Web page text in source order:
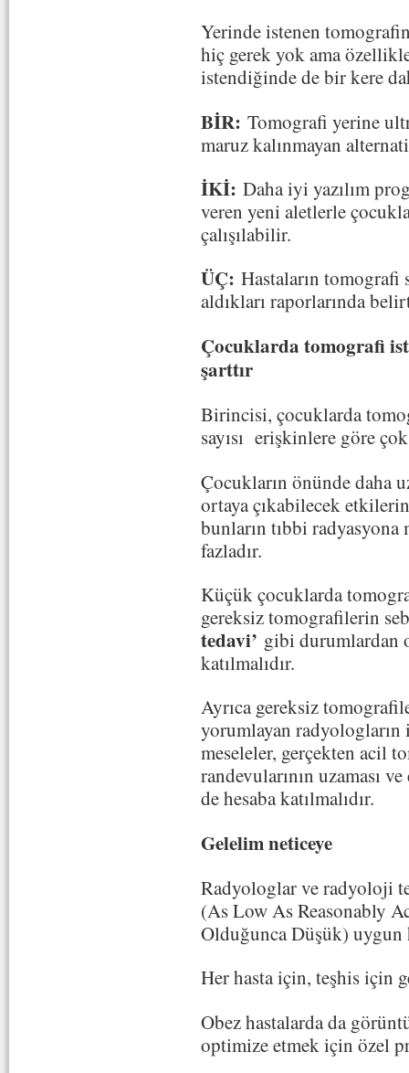
Yerinde istenen
hiç gerek yok ama
istendiğinde de bir kere
BİR: Tomografi yerine
maruz kalınmayan
İKİ: Daha iyi yazılım
veren yeni aletlerle
çalışılabilir.
ÜÇ: Hastaların tomografi
aldıkları raporlarında
Çocuklarda tomografi
şarttır
Birincisi, çocuklarda
sayısı erişkinlere göre
Çocukların önünde daha
ortaya çıkabilecek
bunların tıbbi
fazladır.
Küçük çocuklarda
gereksiz tomografilerin
tedavi’ gibi durumlardan
katılmalıdır.
Ayrıca gereksiz
yorumlayan radyologların
meseleler, gerçekten acil
randevularının uzaması
de hesaba katılmalıdır.
Gelelim neticeye
Radyologlar ve radyoloji
(As Low As Reasonably
Olduğunca Düşük) uygun
Her hasta için, teşhis için
Obez hastalarda da
optimize etmek için özel